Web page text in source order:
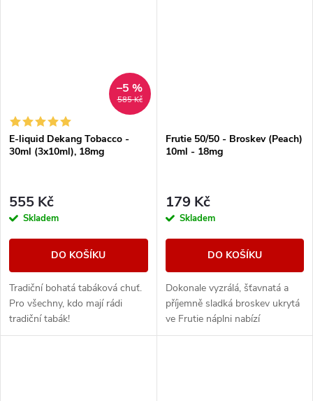
585 Kč
–5 %
E-liquid Dekang Tobacco -
30ml (3x10ml), 18mg
555 Kč
Skladem
DO KOŠÍKU
Tradiční bohatá tabáková chuť.
Pro všechny, kdo mají rádi
tradiční tabák!
Frutie 50/50 - Broskev (Peach)
10ml - 18mg
179 Kč
Skladem
DO KOŠÍKU
Dokonale vyzrálá, šťavnatá a
příjemně sladká broskev ukrytá
ve Frutie náplni nabízí
autentickou ovocnou příchuť.